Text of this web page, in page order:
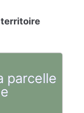
territoire
parcelle